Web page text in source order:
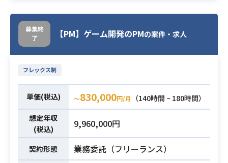
必須スキル
ームの開発運用経験
・ゲーム開発ディレクター経験
募集終
了
【PM】ゲーム開発のPMの案件・求人
フレックス制
単価(税込) 〜830,000円/月
（140時間 ~ 180時間）
想定年収
(税込)
9,960,000円
契約形態 業務委託（フリーランス）